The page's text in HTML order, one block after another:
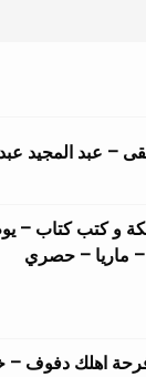
– عبد المجيد عبد
و كتب كتاب –
ماريا – حصري
اهلك دفوف